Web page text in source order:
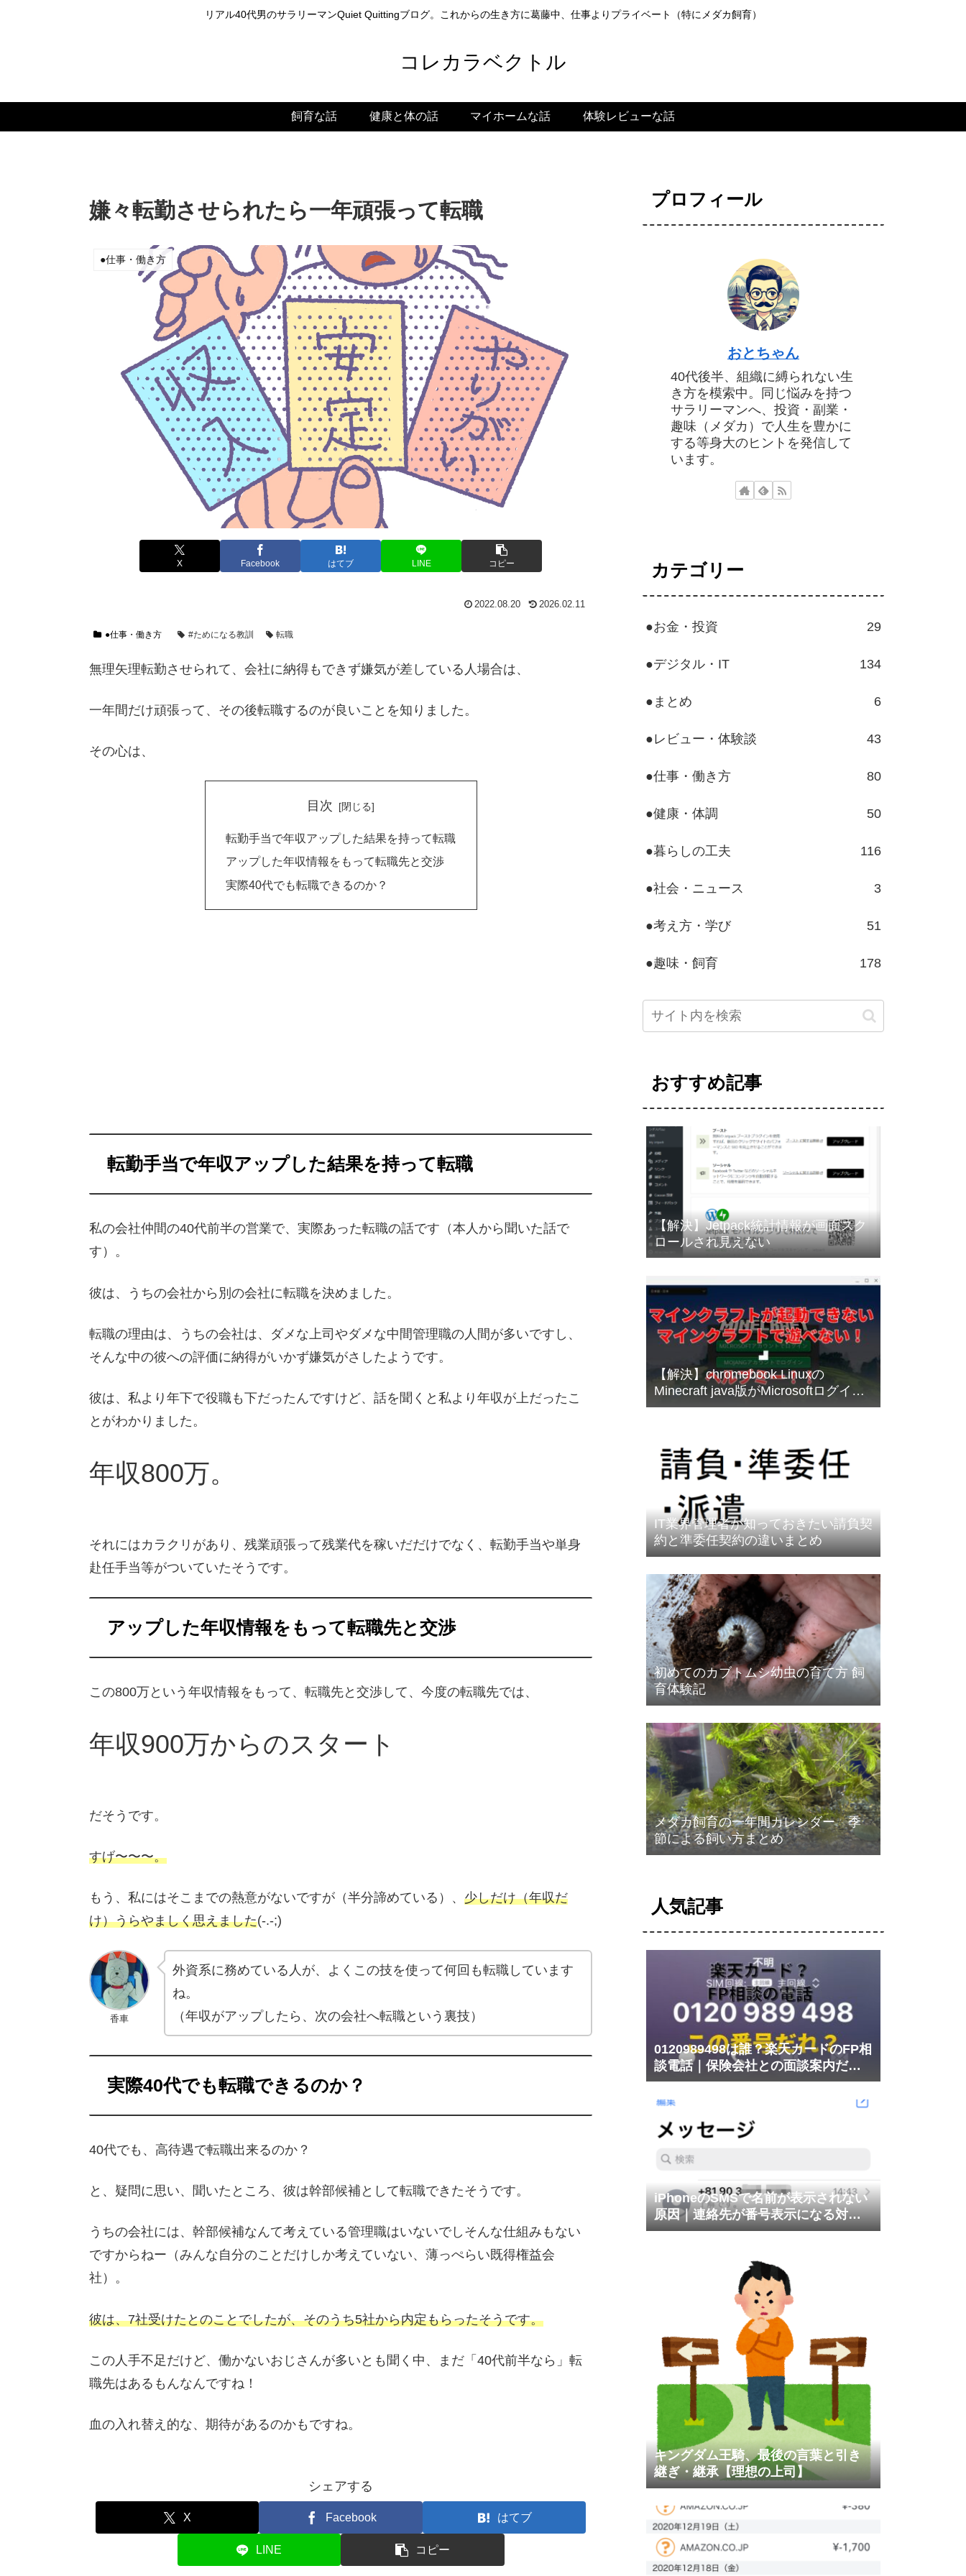
リアル40代男のサラリーマンQuiet Quittingブログ。これからの生き方に葛藤中、仕事よりプライベート（特にメダカ飼育）
コレカラベクトル
飼育な話 健康と体の話 マイホームな話 体験レビューな話
嫌々転勤させられたら一年頑張って転職
●仕事・働き方
X Facebook はてブ LINE コピー
2022.08.20 2026.02.11
●仕事・働き方 #ためになる教訓 転職
無理矢理転勤させられて、会社に納得もできず嫌気が差している人場合は、
一年間だけ頑張って、その後転職するのが良いことを知りました。
その心は、
目次
転勤手当で年収アップした結果を持って転職
アップした年収情報をもって転職先と交渉
実際40代でも転職できるのか？
転勤手当で年収アップした結果を持って転職
私の会社仲間の40代前半の営業で、実際あった転職の話です（本人から聞いた話で
す）。
彼は、うちの会社から別の会社に転職を決めました。
転職の理由は、うちの会社は、ダメな上司やダメな中間管理職の人間が多いですし、
そんな中の彼への評価に納得がいかず嫌気がさしたようです。
彼は、私より年下で役職も下だったんですけど、話を聞くと私より年収が上だったこ
とがわかりました。
年収800万。
それにはカラクリがあり、残業頑張って残業代を稼いだだけでなく、転勤手当や単身
赴任手当等がついていたそうです。
アップした年収情報をもって転職先と交渉
この800万という年収情報をもって、転職先と交渉して、今度の転職先では、
年収900万からのスタート
だそうです。
すげ〜〜〜。
もう、私にはそこまでの熱意がないですが（半分諦めている）、 少しだけ（年収だ
け）うらやましく思えました(-.-;)
香車
外資系に務めている人が、よくこの技を使って何回も転職しています
ね。
（年収がアップしたら、次の会社へ転職という裏技）
実際40代でも転職できるのか？
40代でも、高待遇で転職出来るのか？
と、疑問に思い、聞いたところ、彼は幹部候補として転職できたそうです。
うちの会社には、幹部候補なんて考えている管理職はいないでしそんな仕組みもない
ですからねー（みんな自分のことだけしか考えていない、薄っぺらい既得権益会
社）。
彼は、7社受けたとのことでしたが、そのうち5社から内定もらったそうです。
この人手不足だけど、働かないおじさんが多いとも聞く中、まだ「40代前半なら」転
職先はあるもんなんですね！
血の入れ替え的な、期待があるのかもですね。
シェアする
X Facebook はてブ
LINE コピー
プロフィール
おとちゃん
40代後半、組織に縛られない生
き方を模索中。同じ悩みを持つ
サラリーマンへ、投資・副業・
趣味（メダカ）で人生を豊かに
する等身大のヒントを発信して
います。
カテゴリー
●お金・投資 29
●デジタル・IT 134
●まとめ 6
●レビュー・体験談 43
●仕事・働き方 80
●健康・体調 50
●暮らしの工夫 116
●社会・ニュース 3
●考え方・学び 51
●趣味・飼育 178
おすすめ記事
【解決】Jetpack統計情報が画面スク
ロールされ見えない
【解決】chromebook Linuxの
Minecraft java版がMicrosoftログイン
出来ない
IT業界管理者が知っておきたい請負契
約と準委任契約の違いまとめ
初めてのカブトムシ幼虫の育て方 飼
育体験記
メダカ飼育の一年間カレンダー 季
節による飼い方まとめ
人気記事
0120989498は誰？楽天カードのFP相
談電話｜保険会社との面談案内だっ
た
iPhoneのSMSで名前が表示されない
原因｜連絡先が番号表示になる対処
法
キングダム王騎、最後の言葉と引き
継ぎ・継承【理想の上司】